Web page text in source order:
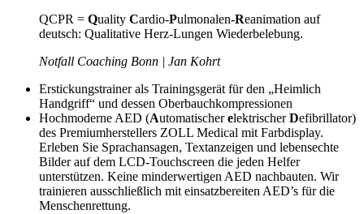
QCPR = Quality Cardio-Pulmonalen-Reanimation auf
deutsch: Qualitative Herz-Lungen Wiederbelebung.
Notfall Coaching Bonn | Jan Kohrt
Erstickungstrainer als Trainingsgerät für den „Heimlich
Handgriff“ und dessen Oberbauchkompressionen
Hochmoderne AED (AutomatischerelektrischerDefibrillator)
des Premiumherstellers ZOLL Medical mit Farbdisplay.
Erleben Sie Sprachansagen, Textanzeigen und lebensechte
Bilder auf dem LCD-Touchscreen die jeden Helfer
unterstützen. Keine minderwertigen AED nachbauten. Wir
trainieren ausschließlich mit einsatzbereiten AED’s für die
Menschenrettung.